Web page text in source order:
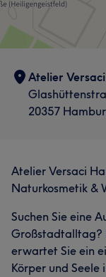
Atelier Versaci
20357
Atelier Versaci
Naturkosmetik &
Suchen Sie eine
Großstadtalltag?
erwartet Sie ein
Körper und